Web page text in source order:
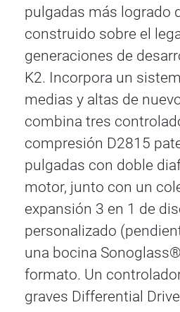
pulgadas más logrado
construido sobre el
generaciones de
K2. Incorpora un
medias y altas de
combina tres
compresión D2815
pulgadas con doble
motor, junto con un
expansión 3 en 1 de
personalizado
una bocina
formato. Un
graves Differential